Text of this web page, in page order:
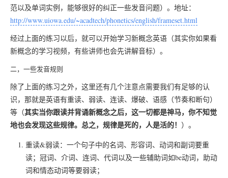
范以及单词实例，能够很好的纠正一些发音问题）。地址：
http://www.uiowa.edu/~acadtech/phonetics/english/frameset.html
经过上面的练习以后，就可以开始学习新概念英语（其实你如果看
新概念的学习视频，有些讲师也会先讲解音标）。
二，一些发音规则
除了上面的练习之外，这里还有几个注意点需要我们有足够的认
识，那就是英语有重读、弱读、连读、爆破、语感（节奏和断句）
等（其实当你跟读并背诵新概念之后，这一切都是神马，你不知觉
地也会发现这些规律。总之，规律是死的，人是活的！ ）。
重读&弱读：一个句子中的名词、形容词、动词和副词要重
读；冠词、介词、连词、代词以及一些辅助词如be动词，助动
词和情态动词等要弱读；